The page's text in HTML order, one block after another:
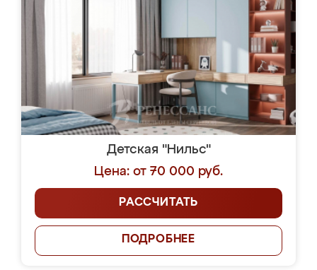
Детская "Нильс"
Цена: от 70 000 руб.
РАССЧИТАТЬ
ПОДРОБНЕЕ